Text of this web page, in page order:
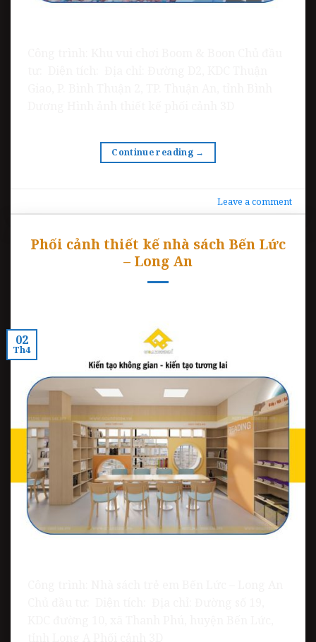
Continue reading →
Leave a comment
Phối cảnh thiết kế nhà sách Bến Lức
– Long An
02
Th4